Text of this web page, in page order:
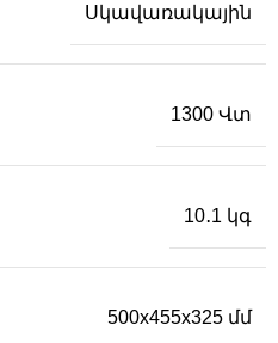
Սկավառակային
1300 Վտ
10․1 կգ
500x455x325 մմ